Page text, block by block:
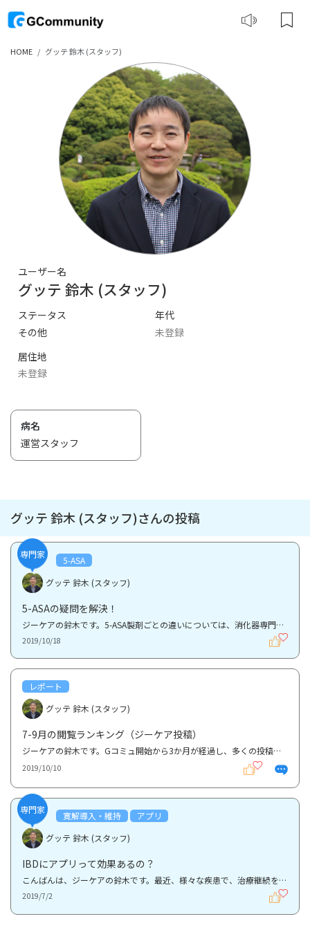
HOME グッテ 鈴木 (スタッフ)
ユーザー名
グッテ 鈴木 (スタッフ)
ステータス
その他
年代
未登録
居住地
未登録
病名
運営スタッフ
グッテ 鈴木 (スタッフ)さんの投稿
専門家
5-ASA
グッテ 鈴木 (スタッフ)
5-ASAの疑問を解決！
ジーケアの鈴木です。5-ASA製剤ごとの違いについては、消化器専門医の堀田が解説した過去記事があります...
2019/10/18
レポート
グッテ 鈴木 (スタッフ)
7-9月の閲覧ランキング（ジーケア投稿）
ジーケアの鈴木です。Gコミュ開始から3か月が経過し、多くの投稿、ご質問をいただいています。そこで、...
2019/10/10
専門家
寛解導入・維持
アプリ
グッテ 鈴木 (スタッフ)
IBDにアプリって効果あるの？
こんばんは、ジーケアの鈴木です。最近、様々な疾患で、治療継続をサポートするアプリが登場しています...
2019/7/2